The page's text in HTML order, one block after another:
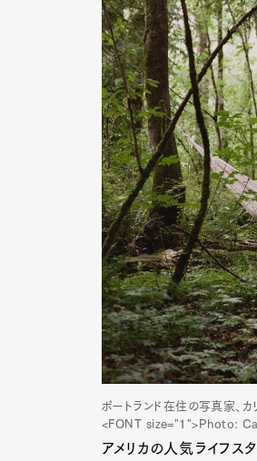
ポートランド在住の写真家、カ
<FONT size="1">Photo:
アメリカの人気ライフス